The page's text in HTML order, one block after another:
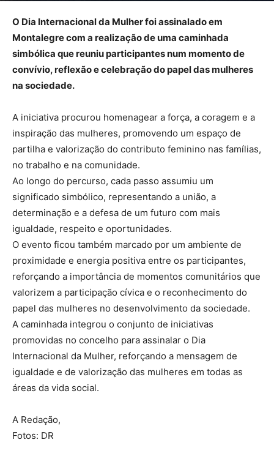
O Dia Internacional da Mulher foi assinalado em
Montalegre com a realização de uma caminhada
simbólica que reuniu participantes num momento de
convívio, reflexão e celebração do papel das mulheres
na sociedade.
A iniciativa procurou homenagear a força, a coragem e a
inspiração das mulheres, promovendo um espaço de
partilha e valorização do contributo feminino nas famílias,
no trabalho e na comunidade.
Ao longo do percurso, cada passo assumiu um
significado simbólico, representando a união, a
determinação e a defesa de um futuro com mais
igualdade, respeito e oportunidades.
O evento ficou também marcado por um ambiente de
proximidade e energia positiva entre os participantes,
reforçando a importância de momentos comunitários que
valorizem a participação cívica e o reconhecimento do
papel das mulheres no desenvolvimento da sociedade.
A caminhada integrou o conjunto de iniciativas
promovidas no concelho para assinalar o Dia
Internacional da Mulher, reforçando a mensagem de
igualdade e de valorização das mulheres em todas as
áreas da vida social.
A Redação,
Fotos: DR